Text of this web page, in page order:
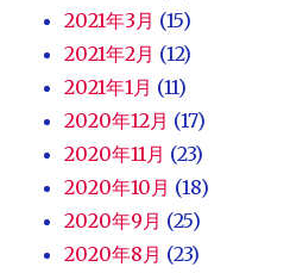
2021年3月 (15)
2021年2月 (12)
2021年1月 (11)
2020年12月 (17)
2020年11月 (23)
2020年10月 (18)
2020年9月 (25)
2020年8月 (23)